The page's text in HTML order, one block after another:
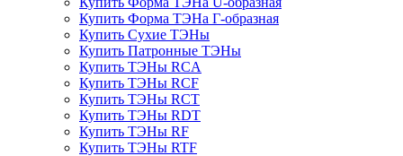
Купить Форма ТЭНа Г-образная
Купить Сухие ТЭНы
Купить Патронные ТЭНы
Купить ТЭНы RCA
Купить ТЭНы RCF
Купить ТЭНы RCT
Купить ТЭНы RDT
Купить ТЭНы RF
Купить ТЭНы RTF